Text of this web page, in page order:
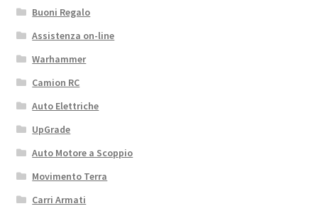
Buoni Regalo
Assistenza on-line
Warhammer
Camion RC
Auto Elettriche
UpGrade
Auto Motore a Scoppio
Movimento Terra
Carri Armati